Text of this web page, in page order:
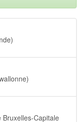
Bruxelles-Capitale